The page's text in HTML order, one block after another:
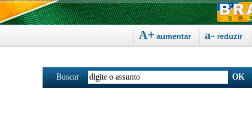
A+ aumentar a- reduzir
Buscar